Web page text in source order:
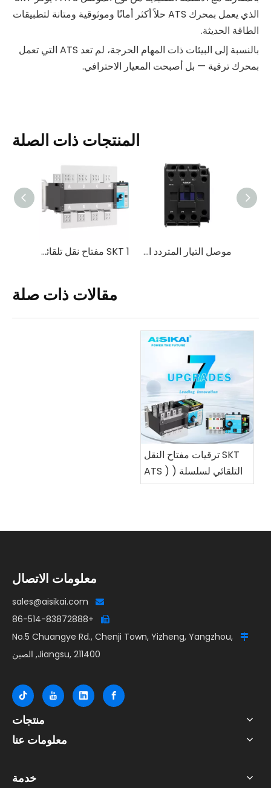
الذي يعمل بمحرك ATS حلاً أكثر أمانًا وموثوقية ومتانة لتطبيقات
الطاقة الحديثة.
بالنسبة إلى البيئات ذات المهام الحرجة، لم تعد ATS التي تعمل
بمحرك ترقية — بل أصبحت المعيار الاحترافي.
المنتجات ذات الصلة
SKT 1 مفتاح نقل تلقائي بمحرك ( ATS ) موصل التيار المتردد الصناعي AIC-X: نطاق 9A-95A
مقالات ذات صلة
SKT ترقيات مفتاح النقل
التلقائي لسلسلة ( ATS )
2026
معلومات الاتصال

sales@aisikai.com

+86-514-83872888

No.5 Chuangye Rd., Chenji Town, Yizheng, Yangzhou,
Jiangsu, 211400, الصين
منتجات
معلومات عنا
خدمة